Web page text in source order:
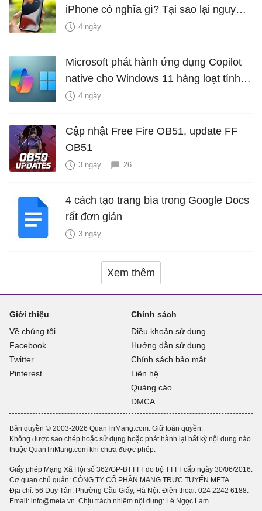
iPhone có nghĩa gì? Tại sao lại nguy
hiểm?
4 ngày
Microsoft phát hành ứng dụng Copilot
native cho Windows 11 hàng loạt tính
năng mới Hữu Ích
4 ngày
Cập nhật Free Fire OB51, update FF
OB51
3 ngày 26
4 cách tạo trang bìa trong Google Docs
rất đơn giản
3 ngày
Xem thêm
Giới thiệu
Về chúng tôi
Facebook
Twitter
Pinterest
Chính sách
Điều khoản sử dụng
Hướng dẫn sử dụng
Chính sách bảo mật
Liên hệ
Quảng cáo
DMCA
Bản quyền © 2003-2026 QuanTriMang.com. Giữ toàn quyền.
Không được sao chép hoặc sử dụng hoặc phát hành lại bất kỳ nội dung nào
thuộc QuanTriMang.com khi chưa được phép.
Giấy phép Mạng Xã Hội số 362/GP-BTTTT do bộ TTTT cấp ngày 30/06/2016.
Cơ quan chủ quản: CÔNG TY CỔ PHẦN MẠNG TRỰC TUYẾN META.
Địa chỉ: 56 Duy Tân, Phường Cầu Giấy, Hà Nội. Điện thoại: 024 2242 6188.
Email: info@meta.vn. Chịu trách nhiệm nội dung: Lê Ngọc Lam.